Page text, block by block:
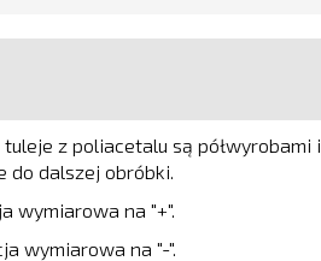
z poliacetalu są półwyrobami i
do dalszej obróbki.
wymiarowa na "+".
wymiarowa na "-".